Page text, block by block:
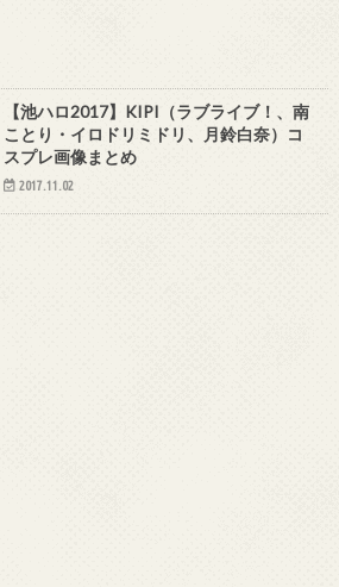
【池ハロ2017】KIPI（ラブライブ！、南
ことり・イロドリミドリ、月鈴白奈）コ
スプレ画像まとめ
2017.11.02